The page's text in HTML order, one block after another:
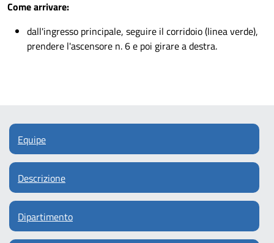
Come arrivare:
dall'ingresso principale, seguire il corridoio (linea verde),
prendere l'ascensore n. 6 e poi girare a destra.
Equipe
Descrizione
Dipartimento